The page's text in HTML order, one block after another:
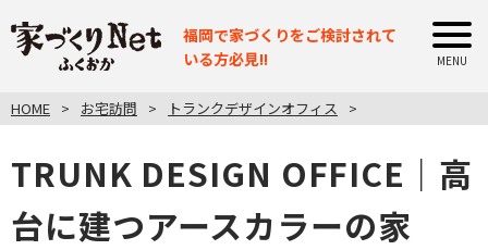
福岡で家づくりをご検討されて
いる方必見!!
HOME お宅訪問 トランクデザインオフィス
TRUNK DESIGN OFFICE｜高
台に建つアースカラーの家